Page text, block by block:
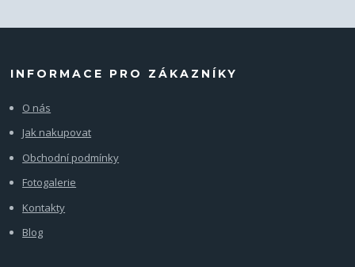
INFORMACE PRO ZÁKAZNÍKY
O nás
Jak nakupovat
Obchodní podmínky
Fotogalerie
Kontakty
Blog